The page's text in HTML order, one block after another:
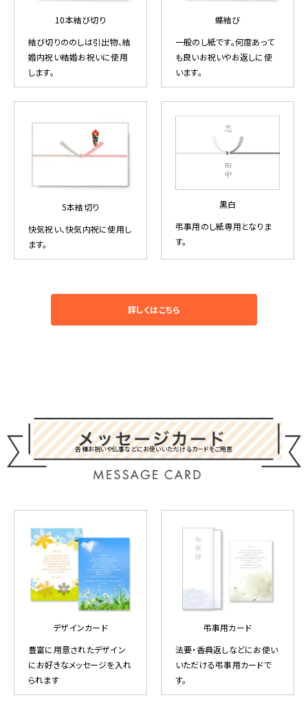
10本結び切り
結び切りののしは引出物、結
婚内祝い結婚お祝いに使用
します。
蝶結び
一般のし紙です。何度あって
も良いお祝いやお返しに使
います。
5本結切り
快気祝い、快気内祝に使用し
ます。
黒白
弔事用のし紙専用となりま
す。
詳しくはこちら
各種お祝いや仏事などにお使いいただけるカードをご用意
デザインカード
豊富に用意されたデザイン
にお好きなメッセージを入れ
られます
弔事用カード
法要・香典返しなどにお使い
いただける弔事用カードで
す。